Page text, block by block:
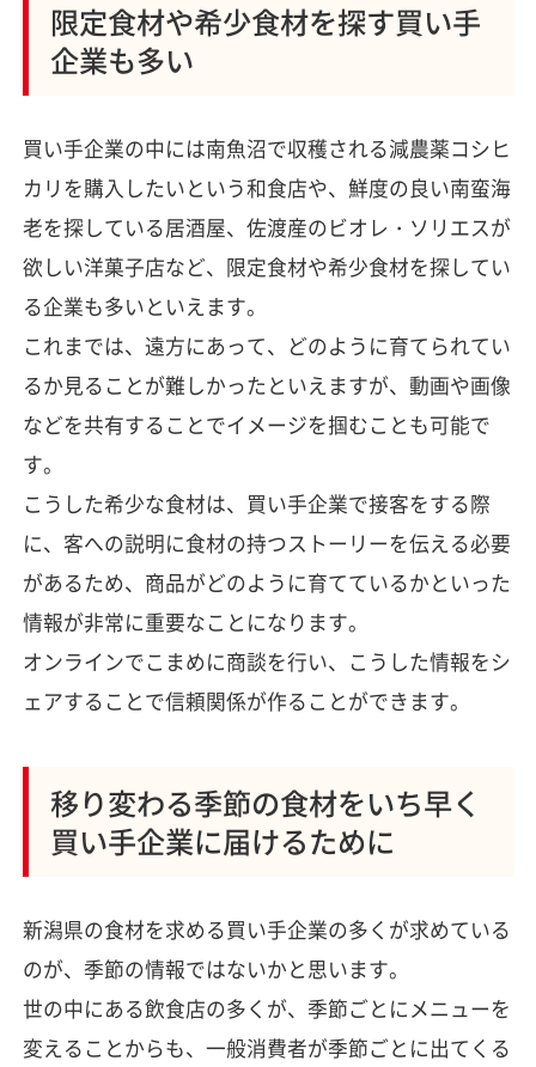
限定食材や希少食材を探す買い手
企業も多い
買い手企業の中には南魚沼で収穫される減農薬コシヒ
カリを購入したいという和食店や、鮮度の良い南蛮海
老を探している居酒屋、佐渡産のビオレ・ソリエスが
欲しい洋菓子店など、限定食材や希少食材を探してい
る企業も多いといえます。
これまでは、遠方にあって、どのように育てられてい
るか見ることが難しかったといえますが、動画や画像
などを共有することでイメージを掴むことも可能で
す。
こうした希少な食材は、買い手企業で接客をする際
に、客への説明に食材の持つストーリーを伝える必要
があるため、商品がどのように育てているかといった
情報が非常に重要なことになります。
オンラインでこまめに商談を行い、こうした情報をシ
ェアすることで信頼関係が作ることができます。
移り変わる季節の食材をいち早く
買い手企業に届けるために
新潟県の食材を求める買い手企業の多くが求めている
のが、季節の情報ではないかと思います。
世の中にある飲食店の多くが、季節ごとにメニューを
変えることからも、一般消費者が季節ごとに出てくる